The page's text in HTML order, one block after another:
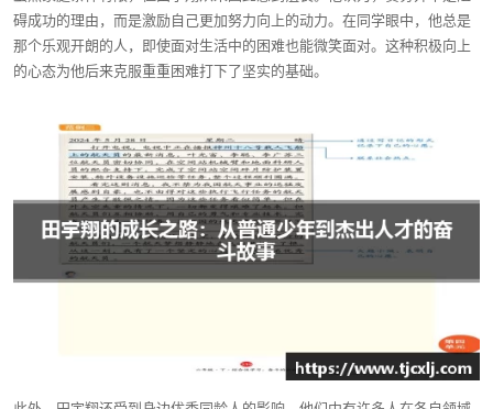
碍成功的理由，而是激励自己更加努力向上的动力。在同学眼中，他总是
那个乐观开朗的人，即使面对生活中的困难也能微笑面对。这种积极向上
的心态为他后来克服重重困难打下了坚实的基础。